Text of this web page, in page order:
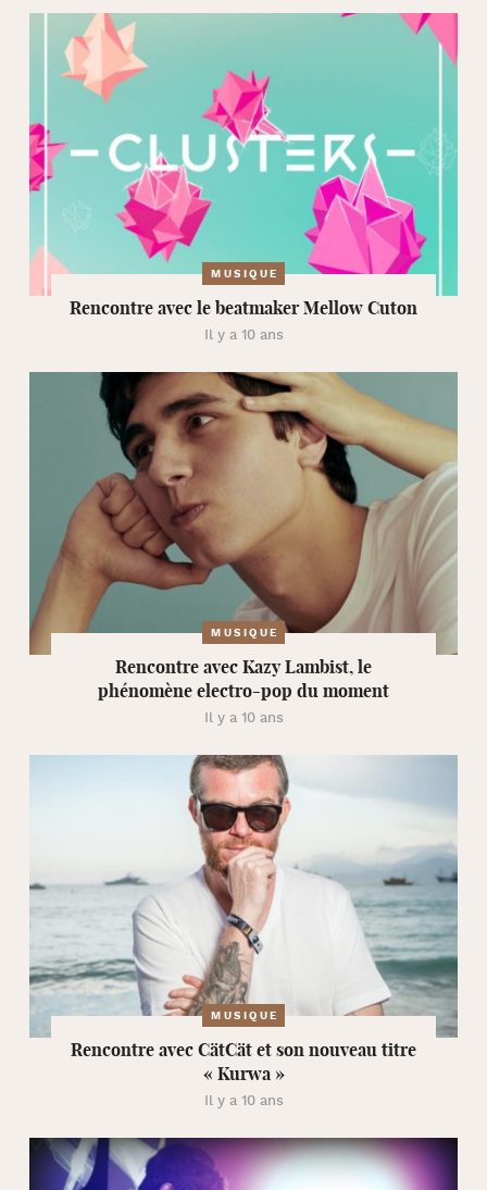
MUSIQUE
Rencontre avec le beatmaker Mellow Cuton
Il y a 10 ans
MUSIQUE
Rencontre avec Kazy Lambist, le
phénomène electro-pop du moment
Il y a 10 ans
MUSIQUE
Rencontre avec CätCät et son nouveau titre
« Kurwa »
Il y a 10 ans